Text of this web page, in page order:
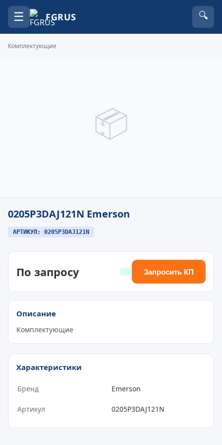
☰ FGRUS 🔍
Комплектующие
📦
0205P3DAJ121N Emerson
АРТИКУЛ: 0205P3DAJ121N
По запросу Запросить КП
Описание
Комплектующие
Характеристики
Бренд Emerson
Артикул 0205P3DAJ121N